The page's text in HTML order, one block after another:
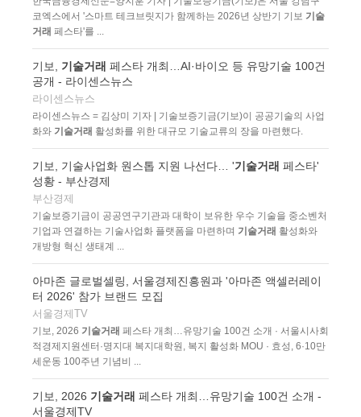
코엑스에서 '스마트 테크브릿지가 함께하는 2026년 상반기 기보 기술
거래 페스타'를 ...
기보, 기술거래 페스타 개최…AI·바이오 등 유망기술 100건
공개 - 라이센스뉴스
라이센스뉴스
라이센스뉴스 = 김상미 기자 | 기술보증기금(기보)이 공공기술의 사업
화와 기술거래 활성화를 위한 대규모 기술교류의 장을 마련했다.
기보, 기술사업화 원스톱 지원 나선다… '기술거래 페스타'
성황 - 부산경제
부산경제
기술보증기금이 공공연구기관과 대학이 보유한 우수 기술을 중소벤처
기업과 연결하는 기술사업화 플랫폼을 마련하며 기술거래 활성화와
개방형 혁신 생태계 ...
아마존 글로벌셀링, 서울경제진흥원과 '아마존 액셀러레이
터 2026' 참가 브랜드 모집
서울경제TV
기보, 2026 기술거래 페스타 개최…유망기술 100건 소개 · 서울시사회
적경제지원센터·명지대 복지대학원, 복지 활성화 MOU · 효성, 6·10만
세운동 100주년 기념비 ...
기보, 2026 기술거래 페스타 개최…유망기술 100건 소개 -
서울경제TV